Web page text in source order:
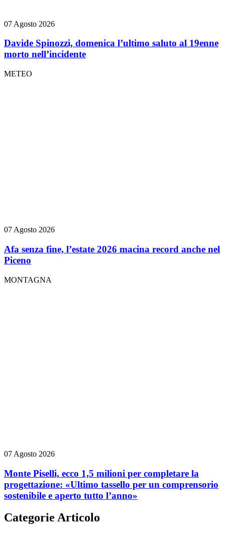
07 Agosto 2026
Davide Spinozzi, domenica l’ultimo saluto al 19enne
morto nell’incidente
METEO
07 Agosto 2026
Afa senza fine, l’estate 2026 macina record anche nel
Piceno
MONTAGNA
07 Agosto 2026
Monte Piselli, ecco 1,5 milioni per completare la
progettazione: «Ultimo tassello per un comprensorio
sostenibile e aperto tutto l’anno»
Categorie Articolo